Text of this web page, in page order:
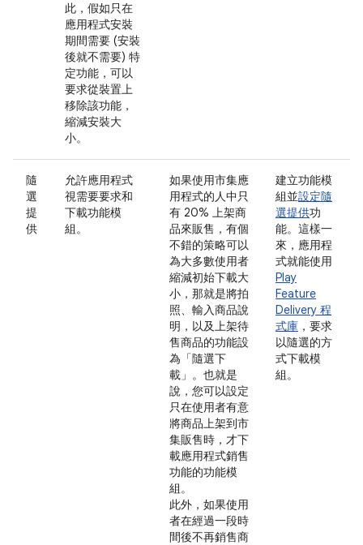
此，假如只在
應用程式安裝
期間需要 (安裝
後就不需要) 特
定功能，可以
要求從裝置上
移除該功能，
縮減安裝大
小。
隨
選
提
供
允許應用程式
視需要要求和
下載功能模
組。
如果使用市集應
用程式的人中只
有 20% 上架商
品來販售，有個
不錯的策略可以
為大多數使用者
縮減初始下載大
小，那就是將拍
照、輸入商品說
明，以及上架待
售商品的功能設
為「隨選下
載」。也就是
說，您可以設定
只在使用者有意
將商品上架到市
集販售時，才下
載應用程式銷售
功能的功能模
組。
此外，如果使用
者在經過一段時
間後不再銷售商
建立功能模
組並設定隨
選提供功
能。這樣一
來，應用程
式就能使用
Play
Feature
Delivery 程
式庫 ，要求
以隨選的方
式下載模
組。